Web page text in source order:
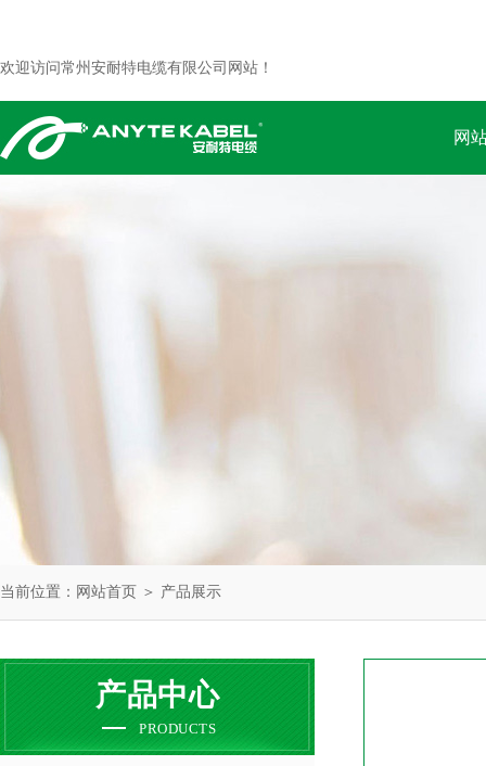
欢迎访问常州安耐特电缆有限公司网站！
网
当前位置： 网站首页 ＞ 产品展示
产品中心
PRODUCTS